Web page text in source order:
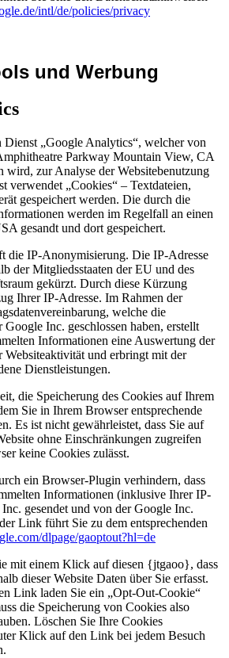
intl/de/policies/privacy
und Werbung
Dienst „Google Analytics“, welcher von
Parkway Mountain View, CA
wird, zur Analyse der Websitebenutzung
verwendet „Cookies“ – Textdateien,
gespeichert werden. Die durch die
werden im Regelfall an einen
gesandt und dort gespeichert.
die IP-Anonymisierung. Die IP-Adresse
der Mitgliedsstaaten der EU und des
gekürzt. Durch diese Kürzung
Ihrer IP-Adresse. Im Rahmen der
welche die
Google Inc. geschlossen haben, erstellt
Informationen eine Auswertung der
Websiteaktivität und erbringt mit der
Dienstleistungen.
die Speicherung des Cookies auf Ihrem
Sie in Ihrem Browser entsprechende
Es ist nicht gewährleistet, dass Sie auf
ohne Einschränkungen zugreifen
keine Cookies zulässt.
ein Browser-Plugin verhindern, dass
Informationen (inklusive Ihrer IP-
gesendet und von der Google Inc.
Link führt Sie zu dem entsprechenden
dlpage/gaoptout?hl=de
mit einem Klick auf diesen {jtgaoo}, dass
dieser Website Daten über Sie erfasst.
Link laden Sie ein „Opt-Out-Cookie“
die Speicherung von Cookies also
Löschen Sie Ihre Cookies
Klick auf den Link bei jedem Besuch